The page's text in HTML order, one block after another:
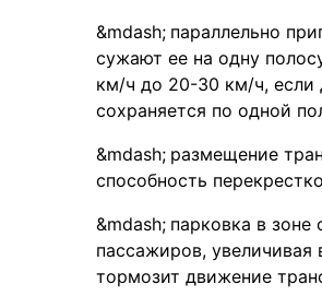
параллельно
сужают ее на одну
км/ч до 20-30 км/ч, если
сохраняется по одной
размещение
способность
парковка в зоне
пассажиров,
тормозит движение